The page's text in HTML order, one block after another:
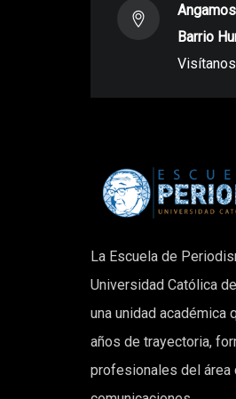
Barrio
Visítanos
La Escuela de
Universidad Católica
una unidad académica
años de trayectoria,
profesionales del área